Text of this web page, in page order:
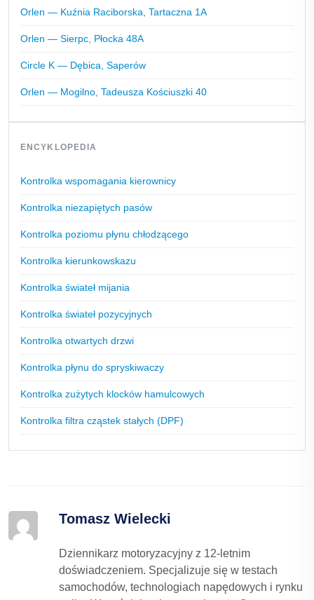
Orlen — Kuźnia Raciborska, Tartaczna 1A
Orlen — Sierpc, Płocka 48A
Circle K — Dębica, Saperów
Orlen — Mogilno, Tadeusza Kościuszki 40
ENCYKLOPEDIA
Kontrolka wspomagania kierownicy
Kontrolka niezapiętych pasów
Kontrolka poziomu płynu chłodzącego
Kontrolka kierunkowskazu
Kontrolka świateł mijania
Kontrolka świateł pozycyjnych
Kontrolka otwartych drzwi
Kontrolka płynu do spryskiwaczy
Kontrolka zużytych klocków hamulcowych
Kontrolka filtra cząstek stałych (DPF)
Tomasz Wielecki
Dziennikarz motoryzacyjny z 12-letnim
doświadczeniem. Specjalizuje się w testach
samochodów, technologiach napędowych i rynku